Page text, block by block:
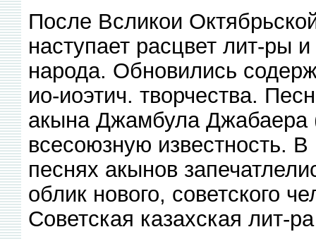
После Всликои
наступает расцвет лит-ры
народа. Обновились
ио-иоэтич. творчества.
акына Джамбула Джабаера
всесоюзную известность.
песнях акынов
облик нового, советского
Советская казахская лит-